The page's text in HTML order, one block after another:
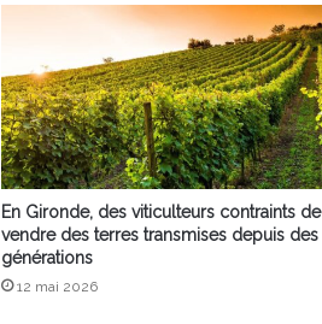
En Gironde, des viticulteurs contraints de
vendre des terres transmises depuis des
générations
12 mai 2026